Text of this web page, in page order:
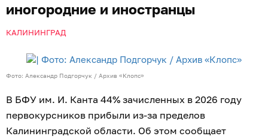
иногородние и иностранцы
КАЛИНИНГРАД
Фото: Александр Подгорчук / Архив «Клопс»
В БФУ им. И. Канта 44% зачисленных в 2026 году
первокурсников прибыли из-за пределов
Калининградской области. Об этом сообщает